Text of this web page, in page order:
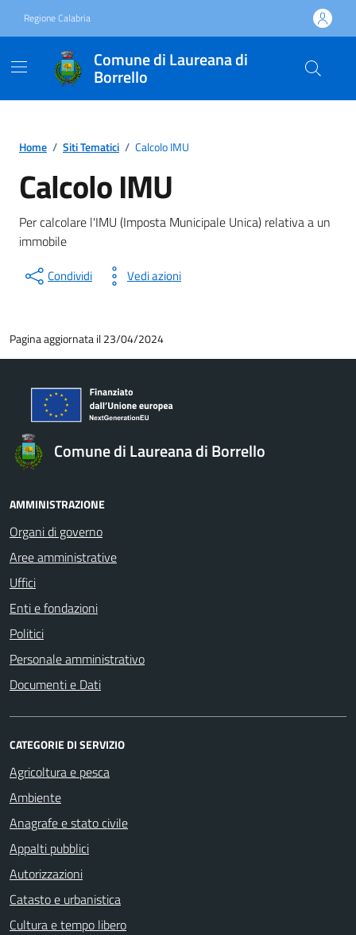
Regione Calabria
Comune di Laureana di
Borrello
Home / Siti Tematici / Calcolo IMU
Calcolo IMU
Per calcolare l'IMU (Imposta Municipale Unica) relativa a un
immobile
Condividi Vedi azioni
Pagina aggiornata il 23/04/2024
Comune di Laureana di Borrello
AMMINISTRAZIONE
Organi di governo
Aree amministrative
Uffici
Enti e fondazioni
Politici
Personale amministrativo
Documenti e Dati
CATEGORIE DI SERVIZIO
Agricoltura e pesca
Ambiente
Anagrafe e stato civile
Appalti pubblici
Autorizzazioni
Catasto e urbanistica
Cultura e tempo libero